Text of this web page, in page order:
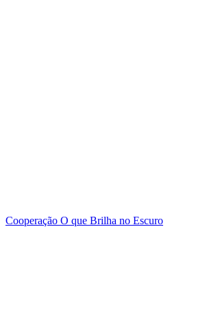
Cooperação O que Brilha no Escuro